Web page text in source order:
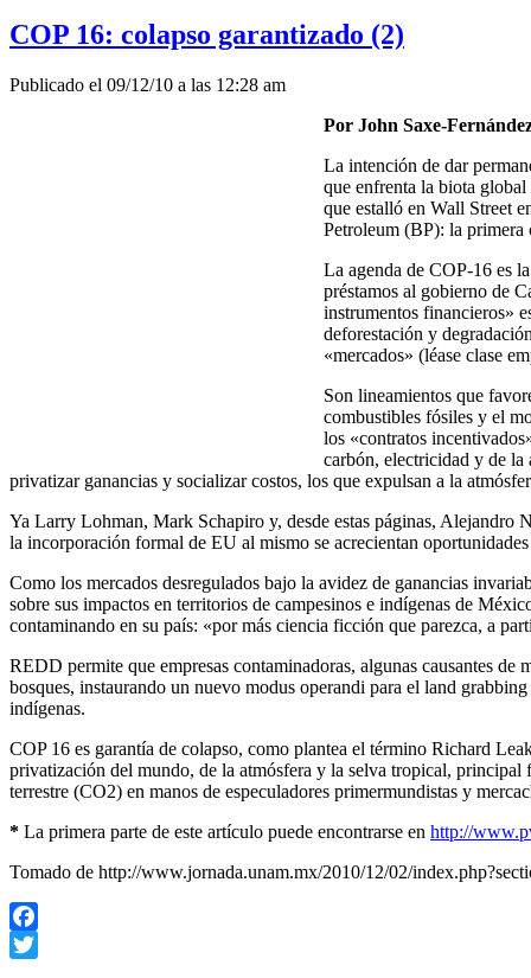
COP 16: colapso garantizado (2)
Publicado el 09/12/10 a las 12:28 am
Por John Saxe-
La intención de dar
que enfrenta la biota
que estalló en Wall Street
Petroleum (BP): la primera
La agenda de COP-16 es
préstamos al gobierno de
instrumentos financieros»
deforestación y
«mercados» (léase clase
Son lineamientos que
combustibles fósiles y el
los «contratos
carbón, electricidad y de la
privatizar ganancias y socializar costos, los que expulsan a la
Ya Larry Lohman, Mark Schapiro y, desde estas páginas, Alejandro
la incorporación formal de EU al mismo se acrecientan
Como los mercados desregulados bajo la avidez de ganancias
sobre sus impactos en territorios de campesinos e indígenas de
contaminando en su país: «por más ciencia ficción que parezca, a
REDD permite que empresas contaminadoras, algunas causantes
bosques, instaurando un nuevo modus operandi para el land
indígenas.
COP 16 es garantía de colapso, como plantea el término Richard
privatización del mundo, de la atmósfera y la selva tropical,
terrestre (CO2) en manos de especuladores primermundistas y
* La primera parte de este artículo puede encontrarse en http://
Tomado de http://www.jornada.unam.mx/2010/12/02/
Facebook